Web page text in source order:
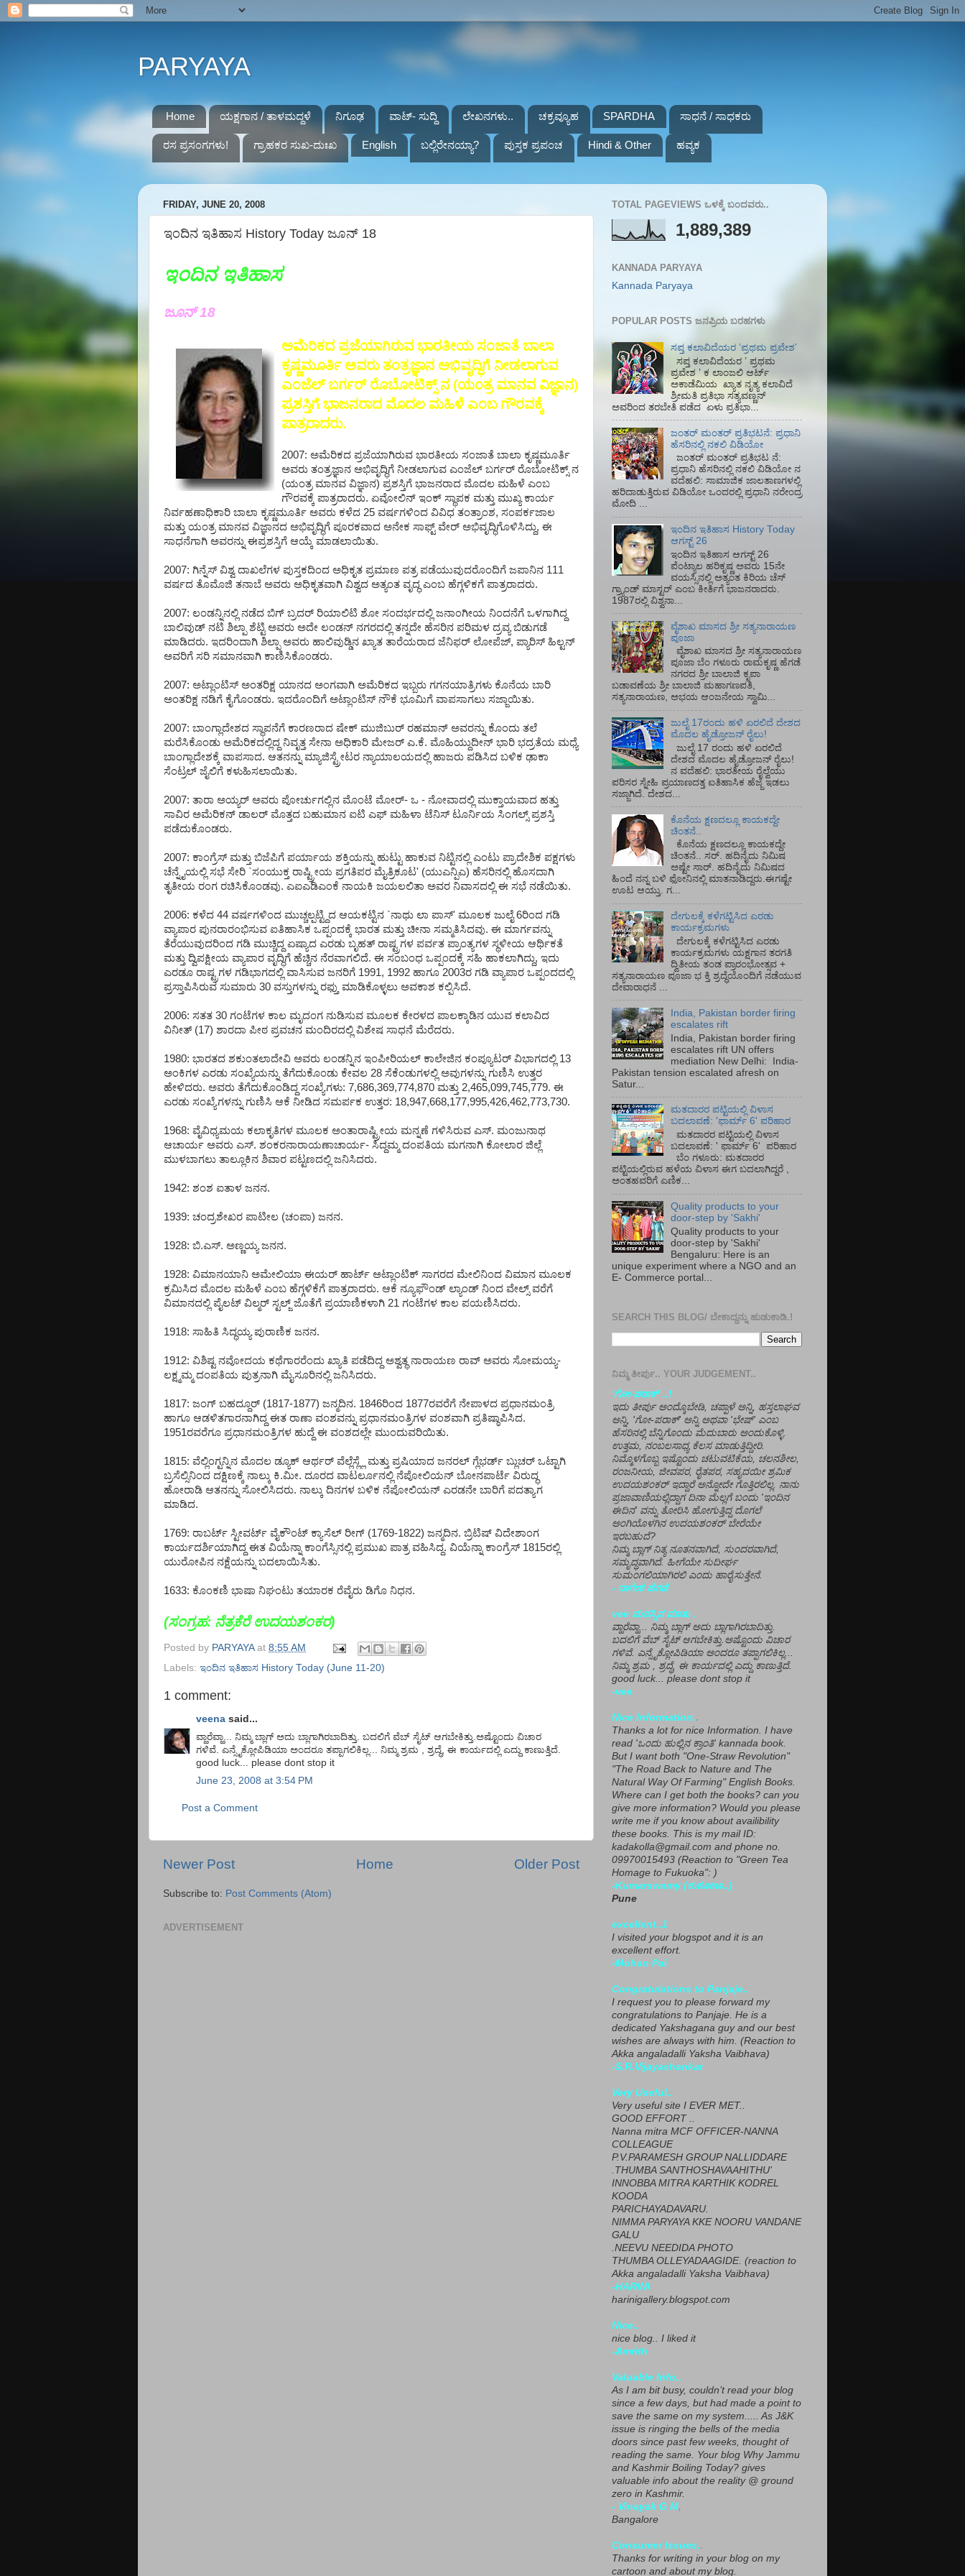
PARYAYA
Home ಯಕ್ಷಗಾನ / ತಾಳಮದ್ದಳೆ ನಿಗೂಢ ವಾಟ್- ಸುದ್ದಿ ಲೇಖನಗಳು.. ಚಕ್ರವ್ಯೂಹ SPARDHA ಸಾಧನೆ / ಸಾಧಕರು
ರಸ ಪ್ರಸಂಗಗಳು! ಗ್ರಾಹಕರ ಸುಖ-ದುಃಖ English ಬಲ್ಲಿರೇನಯ್ಯಾ? ಪುಸ್ತಕ ಪ್ರಪಂಚ Hindi & Other ಹವ್ಯಕ
FRIDAY, JUNE 20, 2008
ಇಂದಿನ ಇತಿಹಾಸ History Today ಜೂನ್ 18
ಇಂದಿನ ಇತಿಹಾಸ
ಜೂನ್ 18
ಅಮೆರಿಕದ ಪ್ರಜೆಯಾಗಿರುವ ಭಾರತೀಯ ಸಂಜಾತೆ ಬಾಲಾ
ಕೃಷ್ಣಮೂರ್ತಿ ಅವರು ತಂತ್ರಜ್ಞಾನ ಅಭಿವೃದ್ಧಿಗೆ ನೀಡಲಾಗುವ
ಎಂಜೆಲ್ ಬರ್ಗರ್ ರೊಬೋಟಿಕ್ಸ್ ನ (ಯಂತ್ರ ಮಾನವ ವಿಜ್ಞಾನ)
ಪ್ರಶಸ್ತಿಗೆ ಭಾಜನರಾದ ಮೊದಲ ಮಹಿಳೆ ಎಂಬ ಗೌರವಕ್ಕೆ
ಪಾತ್ರರಾದರು.
2007: ಅಮೆರಿಕದ ಪ್ರಜೆಯಾಗಿರುವ ಭಾರತೀಯ ಸಂಜಾತೆ ಬಾಲಾ ಕೃಷ್ಣಮೂರ್ತಿ
ಅವರು ತಂತ್ರಜ್ಞಾನ ಅಭಿವೃದ್ಧಿಗೆ ನೀಡಲಾಗುವ ಎಂಜೆಲ್ ಬರ್ಗರ್ ರೊಬೋಟಿಕ್ಸ್ ನ
(ಯಂತ್ರ ಮಾನವ ವಿಜ್ಞಾನ) ಪ್ರಶಸ್ತಿಗೆ ಭಾಜನರಾದ ಮೊದಲ ಮಹಿಳೆ ಎಂಬ
ಗೌರವಕ್ಕೆ ಪಾತ್ರರಾದರು. ಏವೋಲಿನ್ ಇಂಕ್ ಸ್ಥಾಪಕ ಮತ್ತು ಮುಖ್ಯ ಕಾರ್ಯ
ನಿರ್ವಹಣಾಧಿಕಾರಿ ಬಾಲಾ ಕೃಷ್ಣಮೂರ್ತಿ ಅವರು ಕಳೆದ 25 ವರ್ಷಗಳಿಂದ ವಿವಿಧ ತಂತ್ರಾಂಶ, ಸಂಪರ್ಕಜಾಲ
ಮತ್ತು ಯಂತ್ರ ಮಾನವ ವಿಜ್ಞಾನದ ಅಭಿವೃದ್ಧಿಗೆ ಪೂರಕವಾದ ಅನೇಕ ಸಾಫ್ಟ್ ವೇರ್ ಅಭಿವೃದ್ಧಿಗೊಳಿಸಿದ್ದು, ಈ
ಸಾಧನೆಗಾಗಿ ಅವರನ್ನು ಈಪ್ರಶಸ್ತಿಗೆ ಆಯ್ಕೆ ಮಾಡಲಾಯಿತು.
2007: ಗಿನ್ನೆಸ್ ವಿಶ್ವ ದಾಖಲೆಗಳ ಪುಸ್ತಕದಿಂದ ಅಧಿಕೃತ ಪ್ರಮಾಣ ಪತ್ರ ಪಡೆಯುವುದರೊಂದಿಗೆ ಜಪಾನಿನ 111
ವರ್ಷದ ತೊಮೊಜಿ ತನಾಬೆ ಅವರು ಅಧಿಕೃತವಾಗಿ ವಿಶ್ವದ ಅತ್ಯಂತ ವೃದ್ಧ ಎಂಬ ಹೆಗ್ಗಳಿಕಗೆ ಪಾತ್ರರಾದರು.
2007: ಲಂಡನ್ನಿನಲ್ಲಿ ನಡೆದ ಬಿಗ್ ಬ್ರದರ್ ರಿಯಾಲಿಟಿ ಶೋ ಸಂದರ್ಭದಲ್ಲಿ ಜನಾಂಗೀಯ ನಿಂದನೆಗೆ ಒಳಗಾಗಿದ್ದ
ಬಾಲಿವುಡ್ ನಟಿ ಶಿಲ್ಪಾ ಶೆಟ್ಟಿ ಅವರು ಅದೇ ಲಂಡನ್ ನಗರದಲ್ಲಿ ತನ್ನದೇ ಹೆಸರಿನ ಪರಿಮಳ ದ್ರವ್ಯ ಬಿಡುಗಡೆ
ಮಾಡಿದರು. ಇದರಿಂದಾಗಿ ಶಿಲ್ಪಾ ಅವರು ಹಾಲಿವುಡ್ಡಿನ ಖ್ಯಾತ ತಾರೆಯರಾದ ಜೆನಿಫರ್ ಲೋಪೆಜ್, ಪ್ಯಾರಿಸ್ ಹಿಲ್ಟನ್
ಅವರಿಗೆ ಸರಿ ಸಮಾನವಾಗಿ ಕಾಣಿಸಿಕೊಂಡರು.
2007: ಅಟ್ಲಾಂಟಿಸ್ ಅಂತರಿಕ್ಷ ಯಾನದ ಅಂಗವಾಗಿ ಅಮೆರಿಕದ ಇಬ್ಬರು ಗಗನಯಾತ್ರಿಗಳು ಕೊನೆಯ ಬಾರಿ
ಅಂತರಿಕ್ಷ ನಡಿಗೆ ಕೈಗೊಂಡರು. ಇದರೊಂದಿಗೆ ಅಟ್ಲಾಂಟಿಸ್ ನೌಕೆ ಭೂಮಿಗೆ ವಾಪಸಾಗಲು ಸಜ್ಜಾಯಿತು.
2007: ಬಾಂಗ್ಲಾದೇಶದ ಸ್ಥಾಪನೆಗೆ ಕಾರಣರಾದ ಷೇಕ್ ಮುಜಿಬುರ್ ರಹಮಾನ್ ಅವರನ್ನು ಕೊಂದು ತಲೆ
ಮರೆಸಿಕೊಂಡು ಅಮೆರಿಕದಲ್ಲಿದ್ದ ನಿವೃತ್ತ ಸೇನಾ ಅಧಿಕಾರಿ ಮೇಜರ್ ಎ.ಕೆ. ಮೊಹಿಯ್ದುದೀನ್ ಭಾರಿ ಭದ್ರತೆಯ ಮಧ್ಯೆ
ಬಾಂಗ್ಲಾದೇಶಕ್ಕೆ ವಾಪಸಾದ. ಆತನನ್ನು ಮ್ಯಾಜಿಸ್ಟ್ರೇಟರ ನ್ಯಾಯಾಲಯದಲ್ಲಿ ಹಾಜರು ಪಡಿಸಿದ ಬಳಿಕ ಢಾಕಾ
ಸೆಂಟ್ರಲ್ ಜೈಲಿಗೆ ಕಳುಹಿಸಲಾಯಿತು.
2007: ತಾರಾ ಅಯ್ಯರ್ ಅವರು ಪೋರ್ಚುಗಲ್ಲಿನ ಮೊಂಟೆ ಮೋರ್- ಒ - ನೋವಾದಲ್ಲಿ ಮುಕ್ತಾಯವಾದ ಹತ್ತು
ಸಾವಿರ ಅಮೆರಿಕನ್ ಡಾಲರ್ ಮೊತ್ತದ ಬಹುಮಾನ ಐಟಿ ಎಫ್ ಮಹಿಳಾ ಟೆನಿಸ್ ಟೂರ್ನಿಯ ಸಿಂಗಲ್ಸ್ ಪ್ರಶಸ್ತಿ
ಪಡೆದುಕೊಂಡರು.
2007: ಕಾಂಗ್ರೆಸ್ ಮತ್ತು ಬಿಜೆಪಿಗೆ ಪರ್ಯಾಯ ಶಕ್ತಿಯನ್ನು ಹುಟ್ಟು ಹಾಕುವ ನಿಟ್ಟಿನಲ್ಲಿ ಎಂಟು ಪ್ರಾದೇಶಿಕ ಪಕ್ಷಗಳು
ಚೆನ್ನೈಯಲ್ಲಿ ಸಭೆ ಸೇರಿ `ಸಂಯುಕ್ತ ರಾಷ್ಟ್ರೀಯ ಪ್ರಗತಿಪರ ಮೈತ್ರಿಕೂಟ' (ಯುಎನ್ಪಿಎ) ಹೆಸರಿನಲ್ಲಿ ಹೊಸದಾಗಿ
ತೃತೀಯ ರಂಗ ರಚಿಸಿಕೊಂಡವು. ಎಐಎಡಿಎಂಕೆ ನಾಯಕಿ ಜಯಲಲಿತಾ ಅವರ ನಿವಾಸದಲ್ಲಿ ಈ ಸಭೆ ನಡೆಯಿತು.
2006: ಕಳೆದ 44 ವರ್ಷಗಳಿಂದ ಮುಚ್ಚಲ್ಪಟ್ಟ್ದಿದ ಆಯಕಟ್ಟಿನ `ನಾಥು ಲಾ ಪಾಸ್' ಮೂಲಕ ಜುಲೈ 6ರಿಂದ ಗಡಿ
ವ್ಯಾಪಾರ ಪುನರಾರಂಭಿಸುವ ಐತಿಹಾಸಿಕ ಒಪ್ಪಂದಕ್ಕೆ ಭಾರತ ಮತ್ತು ಚೀನಾ ಸಮ್ಮತಿಸಿದವು. ಈ ಮಾರ್ಗವನ್ನು
ತೆರೆಯುವುದರಿಂದ ಗಡಿ ಮುಚ್ಚಿದ್ದ ಏಷ್ಯಾದ ಎರಡು ಬೃಹತ್ ರಾಷ್ಟ್ರಗಳ ಪರ್ವತ ಪ್ರಾಂತ್ಯಗಳ ಸ್ಥಳೀಯ ಆರ್ಥಿಕತೆ
ಮತ್ತು ದ್ವಿಪಕ್ಷೀಯ ವ್ಯಾಪಾರ ವೃದ್ಧಿಗೆ ಹೆಚ್ಚಿನ ನೆರವಾಗಲಿದೆ. ಈ ಸಂಬಂಧ ಒಪ್ಪಂದಕ್ಕೆ ಸಹಿ ಹಾಕಲಾಗಿದ್ದು, ಇದು
ಎರಡೂ ರಾಷ್ಟ್ರಗಳ ಗಡಿಭಾಗದಲ್ಲಿ ವಾಸಿಸುವ ಜನರಿಗೆ 1991, 1992 ಹಾಗೂ 2003ರ ಗಡಿ ವ್ಯಾಪಾರ ಒಪ್ಪಂದದಲ್ಲಿ
ಪ್ರಸ್ತಾಪಿಸಿರುವ ಸುಮಾರು 30 ವಸ್ತುಗಳನ್ನು ರಫ್ತು ಮಾಡಿಕೊಳ್ಳಲು ಅವಕಾಶ ಕಲ್ಪಿಸಿದೆ.
2006: ಸತತ 30 ಗಂಟೆಗಳ ಕಾಲ ಮೃದಂಗ ನುಡಿಸುವ ಮೂಲಕ ಕೇರಳದ ಪಾಲಕ್ಕಾಡಿನ ಯುವ ಕಲಾವಿದ
ವಿನೀತ್ (17) ಶಾರದಾ ಪೀಠ ಪ್ರವಚನ ಮಂದಿರದಲ್ಲಿ ವಿಶೇಷ ಸಾಧನೆ ಮೆರೆದರು.
1980: ಭಾರತದ ಶಕುಂತಲಾದೇವಿ ಅವರು ಲಂಡನ್ನಿನ ಇಂಪೀರಿಯಲ್ ಕಾಲೇಜಿನ ಕಂಪ್ಯೂಟರ್ ವಿಭಾಗದಲ್ಲಿ 13
ಅಂಕಿಗಳ ಎರಡು ಸಂಖ್ಯೆಯನ್ನು ತೆಗೆದುಕೊಂಡು ಕೇವಲ 28 ಸೆಕೆಂಡುಗಳಲ್ಲಿ ಅವುಗಳನ್ನು ಗುಣಿಸಿ ಉತ್ತರ
ಹೇಳಿದರು. ಅವರು ತೆಗೆದುಕೊಂಡಿದ್ದ ಸಂಖ್ಯೆಗಳು: 7,686,369,774,870 ಮತ್ತು 2,465,099,745,779. ಈ
ಎರಡು ಸಂಖ್ಯೆಗಳನ್ನು ಗುಣಿಸಿ ಆಕೆ ನೀಡಿದ ಸಮರ್ಪಕ ಉತ್ತರ: 18,947,668,177,995,426,462,773,730.
1968: ವೈವಿಧ್ಯಮಯ ಕಲಾಕೃತಿಗಳ ಮೂಲಕ ಅಂತಾರಾಷ್ಟ್ರೀಯ ಮನ್ನಣೆ ಗಳಿಸಿರುವ ಎಸ್. ಮಂಜುನಾಥ
ಆಚಾರ್ಯ ಅವರು ಎಸ್. ಶಂಕರನಾರಾಯಣಾಚಾರ್ಯ- ಸಿದ್ದಮ್ಮ ದಂಪತಿಯ ಮಗನಾಗಿ ಕೋಲಾರ ಜಿಲ್ಲೆ
ಮುಳಬಾಗಲು ತಾಲ್ಲೂಕಿನ ಶಿವಾರ ಪಟ್ಟಣದಲ್ಲಿ ಜನಿಸಿದರು.
1942: ಶಂಶ ಐತಾಳ ಜನನ.
1939: ಚಂದ್ರಶೇಖರ ಪಾಟೀಲ (ಚಂಪಾ) ಜನನ.
1928: ಬಿ.ಎಸ್. ಅಣ್ಣಯ್ಯ ಜನನ.
1928: ವಿಮಾನಯಾನಿ ಅಮೇಲಿಯಾ ಈಯರ್ ಹಾರ್ಟ್ ಅಟ್ಲಾಂಟಿಕ್ ಸಾಗರದ ಮೇಲಿನಿಂದ ವಿಮಾನ ಮೂಲಕ
ಕ್ರಮಿಸಿದ ಮೊದಲ ಮಹಿಳೆ ಎಂಬ ಹೆಗ್ಗಳಿಕೆಗೆ ಪಾತ್ರರಾದರು. ಆಕೆ ನ್ಯೂಫೌಂಡ್ ಲ್ಯಾಂಡ್ ನಿಂದ ವೇಲ್ಸ್ ವರೆಗೆ
ವಿಮಾನದಲ್ಲಿ ಪೈಲಟ್ ವಿಲ್ಮರ್ ಸ್ಟಲ್ಜ್ ಜೊತೆಗೆ ಪ್ರಯಾಣಿಕಳಾಗಿ 21 ಗಂಟೆಗಳ ಕಾಲ ಪಯಣಿಸಿದರು.
1918: ಸಾಹಿತಿ ಸಿದ್ಧಯ್ಯ ಪುರಾಣಿಕ ಜನನ.
1912: ವಿಶಿಷ್ಟ ನವೋದಯ ಕಥೆಗಾರರೆಂದು ಖ್ಯಾತಿ ಪಡೆದಿದ್ದ ಅಶ್ವತ್ಥ ನಾರಾಯಣ ರಾವ್ ಅವರು ಸೋಮಯ್ಯ-
ಲಕ್ಷ್ಮಮ್ಮ ದಂಪತಿಯ ಪುತ್ರನಾಗಿ ಮೈಸೂರಿನಲ್ಲಿ ಜನಿಸಿದರು.
1817: ಜಂಗ್ ಬಹದ್ದೂರ್ (1817-1877) ಜನ್ಮದಿನ. 1846ರಿಂದ 1877ರವರೆಗೆ ನೇಪಾಳದ ಪ್ರಧಾನಮಂತ್ರಿ
ಹಾಗೂ ಆಡಳಿತಗಾರನಾಗಿದ್ದ ಈತ ರಾಣಾ ವಂಶವನ್ನು ಪ್ರಧಾನಮಂತ್ರಿಗಳ ವಂಶವಾಗಿ ಪ್ರತಿಷ್ಠಾಪಿಸಿದ.
1951ರವರೆಗೂ ಪ್ರಧಾನಮಂತ್ರಿಗಳ ಹುದ್ದೆ ಈ ವಂಶದಲ್ಲೇ ಮುಂದುವರಿಯಿತು.
1815: ವೆಲ್ಲಿಂಗ್ಟನ್ನಿನ ಮೊದಲ ಡ್ಯೂಕ್ ಆರ್ಥರ್ ವೆಲ್ಲೆಸ್ಲ್ಲೆ ಮತ್ತು ಪ್ರಷಿಯಾದ ಜನರಲ್ ಗ್ಲೆಭರ್ಡ್ ಬ್ಲುಚರ್ ಒಟ್ಟಾಗಿ
ಬ್ರಸೆಲ್ಸಿನಿಂದ ದಕ್ಷಿಣಕ್ಕೆ ನಾಲ್ಕು ಕಿ.ಮೀ. ದೂರದ ವಾಟರ್ಲೂನಲ್ಲಿ ನೆಪೋಲಿಯನ್ ಬೋನಪಾರ್ಟೆ ವಿರುದ್ಧ
ಹೋರಾಡಿ ಆತನನ್ನು ಸೋಲಿಸಿದರು. ನಾಲ್ಕು ದಿನಗಳ ಬಳಿಕ ನೆಪೋಲಿಯನ್ ಎರಡನೇ ಬಾರಿಗೆ ಪದತ್ಯಾಗ
ಮಾಡಿದ.
1769: ರಾಬರ್ಟ್ ಸ್ಟೀವರ್ಟ್ ವೈಕೌಂಟ್ ಕ್ಯಾಸೆಲ್ ರೀಗ್ (1769-1822) ಜನ್ಮದಿನ. ಬ್ರಿಟಿಷ್ ವಿದೇಶಾಂಗ
ಕಾರ್ಯದರ್ಶಿಯಾಗಿದ್ದ ಈತ ವಿಯೆನ್ನಾ ಕಾಂಗೆಸ್ಸಿನಲ್ಲಿ ಪ್ರಮುಖ ಪಾತ್ರ ವಹಿಸಿದ್ದ. ವಿಯೆನ್ನಾ ಕಾಂಗ್ರೆಸ್ 1815ರಲ್ಲಿ
ಯುರೋಪಿನ ನಕ್ಷೆಯನ್ನು ಬದಲಾಯಿಸಿತು.
1633: ಕೊಂಕಣಿ ಭಾಷಾ ನಿಘಂಟು ತಯಾರಕ ರೆವೈರು ಡಿಗೊ ನಿಧನ.
(ಸಂಗ್ರಹ: ನೆತ್ರಕೆರೆ ಉದಯಶಂಕರ)
Posted by PARYAYA at 8:55 AM
Labels: ಇಂದಿನ ಇತಿಹಾಸ History Today (June 11-20)
1 comment:
veena said...
ವ್ಹಾರೆವ್ಹಾ... ನಿಮ್ಮ ಬ್ಲಾಗ್ ಅದು ಬ್ಲಾಗಾಗಿರಬಾದಿತ್ತು. ಬದಲಿಗೆ ವೆಬ್ ಸೈಟ್ ಆಗಬೇಕಿತ್ತು.ಅಷ್ಟೊಂದು ವಿಚಾರ
ಗಳಿವೆ. ಎನ್ಸೈಕ್ಲೋಪಿಡಿಯಾ ಅಂದರೂ ತಪ್ಪಾಗಲಿಕಿಲ್ಲ... ನಿಮ್ಮ ಶ್ರಮ , ಶ್ರದ್ಧೆ, ಈ ಕಾರ್ಯದಲ್ಲಿ ಎದ್ದು ಕಾಣುತ್ತಿದೆ.
good luck... please dont stop it
June 23, 2008 at 3:54 PM
Post a Comment
Newer Post Older Post
Home
Subscribe to: Post Comments (Atom)
ADVERTISEMENT
TOTAL PAGEVIEWS ಒಳಕ್ಕೆ ಬಂದವರು..
1,889,389
KANNADA PARYAYA
Kannada Paryaya
POPULAR POSTS ಜನಪ್ರಿಯ ಬರಹಗಳು
ಸಪ್ತ ಕಲಾವಿದೆಯರ ʼಪ್ರಥಮ ಪ್ರವೇಶʼ
ಸಪ್ತ ಕಲಾವಿದೆಯರ ʼ ಪ್ರಥಮ
ಪ್ರವೇಶ ʼ ಕ ಲಾಂಜಲಿ ಆರ್ಟ್
ಅಕಾಡೆಮಿಯ‌ ಖ್ಯಾತ ನೃತ್ಯ ಕಲಾವಿದೆ
ಶ್ರೀಮತಿ ಪ್ರತಿಭಾ ಸತ್ಯವಣ್ಣನ್
ಅವರಿಂದ ತರಬೇತಿ ಪಡೆದ ಏಳು ಪ್ರತಿಭಾ...
ಜಂತರ್ ಮಂತರ್ ಪ್ರತಿಭಟನೆ: ಪ್ರಧಾನಿ
ಹೆಸರಿನಲ್ಲಿ ನಕಲಿ ವಿಡಿಯೋ
ಜಂತರ್ ಮಂತರ್ ಪ್ರತಿಭಟ ನೆ:
ಪ್ರಧಾನಿ ಹೆಸರಿನಲ್ಲಿ ನಕಲಿ ವಿಡಿಯೋ ನ
ವದೆಹಲಿ: ಸಾಮಾಜಿಕ ಜಾಲತಾಣಗಳಲ್ಲಿ
ಹರಿದಾಡುತ್ತಿರುವ ವಿಡಿಯೋ ಒಂದರಲ್ಲಿ ಪ್ರಧಾನಿ ನರೇಂದ್ರ
ಮೋದಿ ...
ಇಂದಿನ ಇತಿಹಾಸ History Today
ಆಗಸ್ಟ್ 26
ಇಂದಿನ ಇತಿಹಾಸ ಆಗಸ್ಟ್ 26
ಪೆಂಟ್ಯಾಲ ಹರಿಕೃಷ್ಣ ಅವರು 15ನೇ
ವಯಸ್ಸಿನಲ್ಲಿ ಅತ್ಯಂತ ಕಿರಿಯ ಚೆಸ್
ಗ್ರ್ಯಾಂಡ್ ಮಾಸ್ಟರ್ ಎಂಬ ಕೀರ್ತಿಗೆ ಭಾಜನರಾದರು.
1987ರಲ್ಲಿ ವಿಶ್ವನಾ...
ವೈಶಾಖ ಮಾಸದ ಶ್ರೀ ಸತ್ಯನಾರಾಯಣ
ಪೂಜಾ
ವೈಶಾಖ ಮಾಸದ ಶ್ರೀ ಸತ್ಯನಾರಾಯಣ
ಪೂಜಾ ಬೆಂ ಗಳೂರು ರಾಮಕೃಷ್ಣ ಹೆಗಡೆ
ನಗರದ ಶ್ರೀ ಬಾಲಾಜಿ ಕೃಪಾ
ಬಡಾವಣೆಯ ಶ್ರೀ ಬಾಲಾಜಿ ಮಹಾಗಣಪತಿ,
ಸತ್ಯನಾರಾಯಣ, ಅಭಯ ಆಂಜನೇಯ ಸ್ವಾಮಿ...
ಜುಲೈ 17ರಂದು ಹಳಿ ಏರಲಿದೆ ದೇಶದ
ಮೊದಲ ಹೈಡ್ರೋಜನ್ ರೈಲು!
ಜುಲೈ 17 ರಂದು ಹಳಿ ಏರಲಿದೆ
ದೇಶದ ಮೊದಲ ಹೈಡ್ರೋಜನ್ ರೈಲು!
ನ ವದೆಹಲಿ: ಭಾರತೀಯ ರೈಲ್ವೆಯು
ಪರಿಸರ ಸ್ನೇಹಿ ಪ್ರಯಾಣದತ್ತ ಐತಿಹಾಸಿಕ ಹೆಜ್ಜೆ ಇಡಲು
ಸಜ್ಜಾಗಿದೆ. ದೇಶದ...
ಕೊನೆಯ ಕ್ಷಣದಲ್ಲೂ ಕಾಯಕದ್ದೇ
ಚಿಂತನೆ..
ಕೊನೆಯ ಕ್ಷಣದಲ್ಲೂ ಕಾಯಕದ್ದೇ
ಚಿಂತನೆ.. ಸರ್.‌ ಹದಿನೈದು ನಿಮಿಷ
ಅಷ್ಟೇ ಸಾರ್.‌ ಹದಿನೈದು ನಿಮಿಷದ
ಹಿಂದೆ ನನ್ನ ಬಳಿ ಫೋನಿನಲ್ಲಿ ಮಾತನಾಡಿದ್ದರು.ಈಗಷ್ಟೇ
ಊಟ ಆಯ್ತು. ಗ...
ದೇಗುಲಕ್ಕೆ ಕಳೆಗಟ್ಟಿಸಿದ ಎರಡು
ಕಾರ್ಯಕ್ರಮಗಳು
ದೇಗುಲಕ್ಕೆ ಕಳೆಗಟ್ಟಿಸಿದ ಎರಡು
ಕಾರ್ಯಕ್ರಮಗಳು ಯಕ್ಷಗಾನ ತರಗತಿ
ದ್ವಿತೀಯ ತಂಡ ಪ್ರಾರಂಭೋತ್ಸವ +
ಸತ್ಯನಾರಾಯಣ ಪೂಜಾ ಭ ಕ್ತಿ ಶ್ರದ್ಧೆಯೊಂದಿಗೆ ನಡೆಯುವ
ದೇವಾರಾಧನೆ ...
India, Pakistan border firing
escalates rift
India, Pakistan border firing
escalates rift UN offers
mediation New Delhi: India-
Pakistan tension escalated afresh on
Satur...
ಮತದಾರರ ಪಟ್ಟಿಯಲ್ಲಿ ವಿಳಾಸ
ಬದಲಾವಣೆ: 'ಫಾರ್ಮ್ 6' ಪರಿಹಾರ
ಮತದಾರರ ಪಟ್ಟಿಯಲ್ಲಿ ವಿಳಾಸ
ಬದಲಾವಣೆ: ' ಫಾರ್ಮ್ 6' ಪರಿಹಾರ
ಬೆಂ ಗಳೂರು: ಮತದಾರರ
ಪಟ್ಟಿಯಲ್ಲಿರುವ ಹಳೆಯ ವಿಳಾಸ ಈಗ ಬದಲಾಗಿದ್ದರೆ ,
ಅಂತಹವರಿಗೆ ಎಣಿಕ...
Quality products to your
door-step by 'Sakhi'
Quality products to your
door-step by 'Sakhi'
Bengaluru: Here is an
unique experiment where a NGO and an
E- Commerce portal...
SEARCH THIS BLOG/ ಬೇಕಾದ್ದನ್ನು ಹುಡುಕಾಡಿ.!
ನಿಮ್ಮ ತೀರ್ಪು.. YOUR JUDGEMENT..
'ಗೋ-ಪರಾಕ್' ..!
ಇದು ತೀರ್ಪು ಅಂದ್ಕೊಬೇಡಿ, ಚಪ್ಪಾಳೆ ಅನ್ನಿ, ಹಸ್ತಲಾಘವ
ಅನ್ನಿ, 'ಗೋ-ಪರಾಕ್' ಅನ್ನಿ ಅಥವಾ 'ಭೇಷ್' ಎಂಬ
ಹೆಸರಿನಲ್ಲಿ ಬೆನ್ನಿಗೊಂದು ಮೆದುಬಾರು ಅಂದುಕೊಳ್ಳಿ.
ಉತ್ತಮ, ನಂಬಲಸಾಧ್ಯ ಕೆಲಸ ಮಾಡುತ್ತಿದ್ದೀರಿ.
ನಿಮ್ಮೊಳಗೊಬ್ಬ ಇಷ್ಟೊಂದು ಚಟುವಟಿಕೆಯ, ಚಲನಶೀಲ,
ರಂಜನೀಯ, ಜೀವಪರ, ರೈತಪರ, ಸಹೃದಯೀ ಶ್ರಮಿಕ
ಉದಯಶಂಕರ್ ಇದ್ದಾರೆ ಅನ್ನೋದೇ ಗೊತ್ತಿರಲಿಲ್ಲ. ನಾನು
ಪ್ರಜಾವಾಣಿಯಲ್ಲಿದ್ದಾಗ ದಿನಾ ಮೆಲ್ಲಗೆ ಬಂದು 'ಇಂದಿನ
ಈದಿನ' ವನ್ನು ತೋರಿಸಿ ಹೋಗುತ್ತಿದ್ದ ದೊಗಲೆ
ಅಂಗಿಯೊಳಗಿನ ಉದಯಶಂಕರ್ ಬೇರೆಯೇ
ಇರಬಹುದೆ?
ನಿಮ್ಮ ಬ್ಲಾಗ್ ನಿತ್ಯ ನೂತನವಾಗಿದೆ, ಸುಂದರವಾಗಿದೆ,
ಸಮೃದ್ಧವಾಗಿದೆ. ಹೀಗೆಯೇ ಸುದೀರ್ಘ
ಸುಮಂಗಲಿಯಾಗಿರಲಿ ಎಂದು ಹಾರೈಸುತ್ತೇನೆ.
- ನಾಗೇಶ ಹೆಗಡೆ
vee ಮನಸ್ಸಿನ ಮಾತು .
ವ್ಹಾರೆವ್ಹಾ... ನಿಮ್ಮ ಬ್ಲಾಗ್ ಅದು ಬ್ಲಾಗಾಗಿರಬಾದಿತ್ತು.
ಬದಲಿಗೆ ವೆಬ್ ಸೈಟ್ ಆಗಬೇಕಿತ್ತು.ಅಷ್ಟೊಂದು ವಿಚಾರ
ಗಳಿವೆ. ಎನ್ಸೈಕ್ಲೋಪಿಡಿಯಾ ಅಂದರೂ ತಪ್ಪಾಗಲಿಕಿಲ್ಲ...
ನಿಮ್ಮ ಶ್ರಮ , ಶ್ರದ್ಧೆ, ಈ ಕಾರ್ಯದಲ್ಲಿ ಎದ್ದು ಕಾಣುತ್ತಿದೆ.
good luck... please dont stop it
-vee
Nice Information..
Thanks a lot for nice Information. I have
read 'ಒಂದು ಹುಲ್ಲಿನ ಕ್ರಾಂತಿ' kannada book.
But I want both "One-Straw Revolution"
"The Road Back to Nature and The
Natural Way Of Farming" English Books.
Where can I get both the books? can you
give more information? Would you please
write me if you know about availibility
these books. This is my mail ID:
kadakolla@gmail.com and phone no.
09970015493 (Reaction to "Green Tea
Homage to Fukuoka": )
-Kumarswamy (ಕುಕೂಊ..)
Pune
excellent..1
I visited your blogspot and it is an
excellent effort.
-Mohan Pai
Congratulations to Panjaje..
I request you to please forward my
congratulations to Panjaje. He is a
dedicated Yakshagana guy and our best
wishes are always with him. (Reaction to
Akka angaladalli Yaksha Vaibhava)
-S.R.Vijayashankar
Very Useful..
Very useful site I EVER MET..
GOOD EFFORT ..
Nanna mitra MCF OFFICER-NANNA
COLLEAGUE
P.V.PARAMESH GROUP NALLIDDARE
.THUMBA SANTHOSHAVAAHITHU'
INNOBBA MITRA KARTHIK KODREL
KOODA
PARICHAYADAVARU.
NIMMA PARYAYA KKE NOORU VANDANE
GALU
.NEEVU NEEDIDA PHOTO
THUMBA OLLEYADAAGIDE. (reaction to
Akka angaladalli Yaksha Vaibhava)
-HARINI
harinigallery.blogspot.com
Nice..
nice blog.. I liked it
-Amrith
Valuable Info..
As I am bit busy, couldn’t read your blog
since a few days, but had made a point to
save the same on my system..... As J&K
issue is ringing the bells of the media
doors since past few weeks, thought of
reading the same. Your blog Why Jammu
and Kashmir Boiling Today? gives
valuable info about the reality @ ground
zero in Kashmir.
- Vinayak G M,
Bangalore
Consumer Issues..
Thanks for writing in your blog on my
cartoon and about my blog.